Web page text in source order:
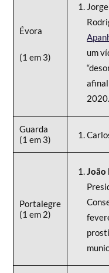
Évora
(1 em 3)
um
2020.
Guarda
(1 em 3)
Portalegre
(1 em 2)
João